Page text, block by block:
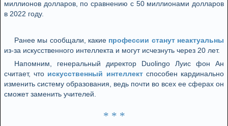
миллионов долларов, по сравнению с 50 миллионами долларов
в 2022 году.
Ранее мы сообщали, какие профессии станут неактуальны
из-за искусственного интеллекта и могут исчезнуть через 20 лет.
Напомним, генеральный директор Duolingo Луис фон Ан
считает, что искусственный интеллектспособен кардинально
изменить систему образования, ведь почти во всех ее сферах он
сможет заменить учителей.
* * *